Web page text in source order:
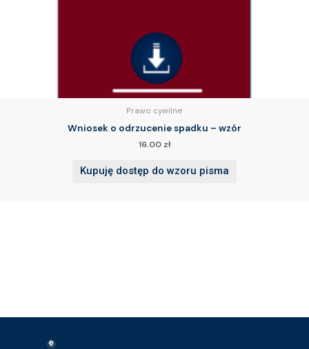
Prawo cywilne
Wniosek o odrzucenie spadku – wzór
16.00 zł
Kupuję dostęp do wzoru pisma